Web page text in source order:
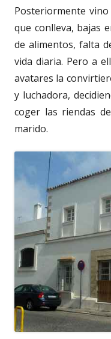
Posteriormente
que conlleva, bajas
de alimentos, falta
vida diaria. Pero a
avatares la
y luchadora,
coger las riendas
marido.